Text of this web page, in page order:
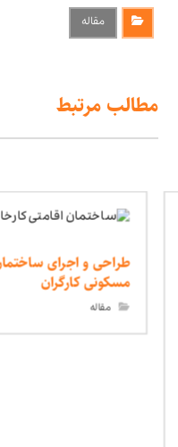
مقاله
مطالب مرتبط
طراحی و اجرای
مسکونی کارگران
مقاله